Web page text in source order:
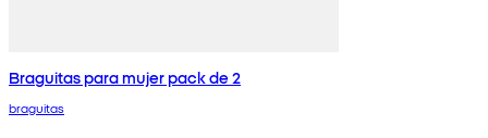
Braguitas para mujer pack de 2
braguitas